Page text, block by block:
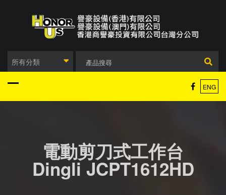
所有分類
ENG
電動剪刀式工作台
Dingli JCPT1612HD